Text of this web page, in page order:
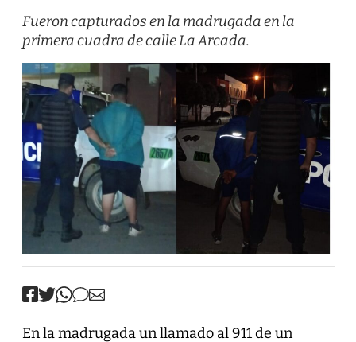
Fueron capturados en la madrugada en la
primera cuadra de calle La Arcada.
En la madrugada un llamado al 911 de un